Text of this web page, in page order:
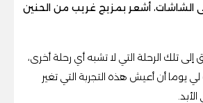
الشاشات، أشعر بمزيج غريب من الحنين
إلى تلك الرحلة التي لا تشبه أي رحلة أخرى،
لي يوما أن أعيش هذه التجربة التي تغير